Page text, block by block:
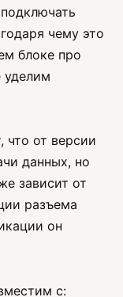
чему это
блоке про
уделим
что от версии
данных, но
зависит от
разъема
он
с: